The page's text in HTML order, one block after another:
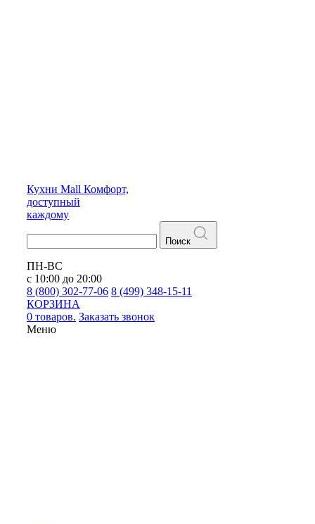
Кухни Mall Комфорт,
доступный
каждому
Поиск
ПН-ВС
с 10:00 до 20:00
8 (800) 302-77-06 8 (499) 348-15-11
КОРЗИНА
0 товаров. Заказать звонок
Меню